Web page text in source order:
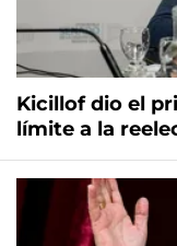
Kicillof dio el
límite a la